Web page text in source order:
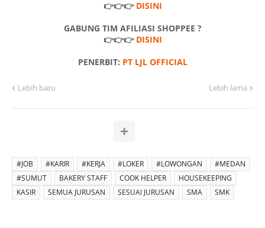
👉👉👉 DISINI
GABUNG TIM AFILIASI SHOPPEE ?
👉👉👉 DISINI
PENERBIT: PT LJL OFFICIAL
Lebih baru Lebih lama
#JOB #KARIR #KERJA #LOKER #LOWONGAN
#MEDAN
#SUMUT
BAKERY STAFF COOK HELPER
HOUSEKEEPING
KASIR
SEMUA JURUSAN SESUAI JURUSAN SMA SMK